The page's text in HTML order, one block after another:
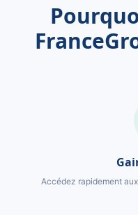
Accédez rapidement